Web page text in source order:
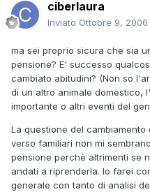
ciberlaura
Inviato Ottobre 9, 2006
ma sei proprio sicura che sia
pensione? E' successo
cambiato abitudini? (Non so
di un altro animale domestico,
importante o altri eventi del
La questione del
verso familiari non mi
pensione perchè altrimenti se
andati a riprenderla. Io farei
generale con tanto di analisi